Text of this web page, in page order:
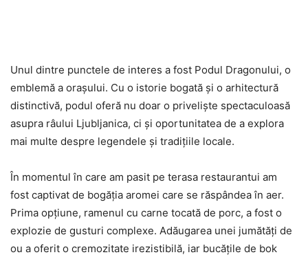
Unul dintre punctele de interes a fost Podul Dragonului, o
emblemă a orașului. Cu o istorie bogată și o arhitectură
distinctivă, podul oferă nu doar o priveliște spectaculoasă
asupra râului Ljubljanica, ci și oportunitatea de a explora
mai multe despre legendele și tradițiile locale.
În momentul în care am pasit pe terasa restaurantui am
fost captivat de bogăția aromei care se răspândea în aer.
Prima opțiune, ramenul cu carne tocată de porc, a fost o
explozie de gusturi complexe. Adăugarea unei jumătăți de
ou a oferit o cremozitate irezistibilă, iar bucățile de bok